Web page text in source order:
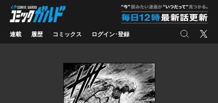
コミックガルド
連載 履歴 コミックス ログイン･登録 検索 X